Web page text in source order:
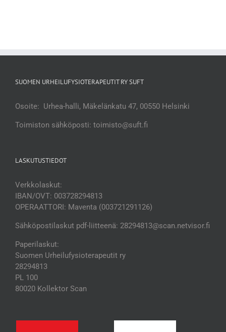
SUOMEN URHEILUFYSIOTERAPEUTIT RY SUFT
Osoite: Urhea-halli, Mäkelänkatu 47, 00550 Helsinki
Toimiston sähköposti: toimisto@suft.fi
LASKUTUSTIEDOT
Verkkolaskut:
IBAN/OVT: 003728294813
OPERAATTORI: Maventa (003721291126)
Sähköpostilaskut pdf-liitteenä: 28294813@scan.netvisor.fi
Paperilaskut:
Suomen Urheilufysioterapeutit ry
28294813
PL 100
80020 Kollektor Scan